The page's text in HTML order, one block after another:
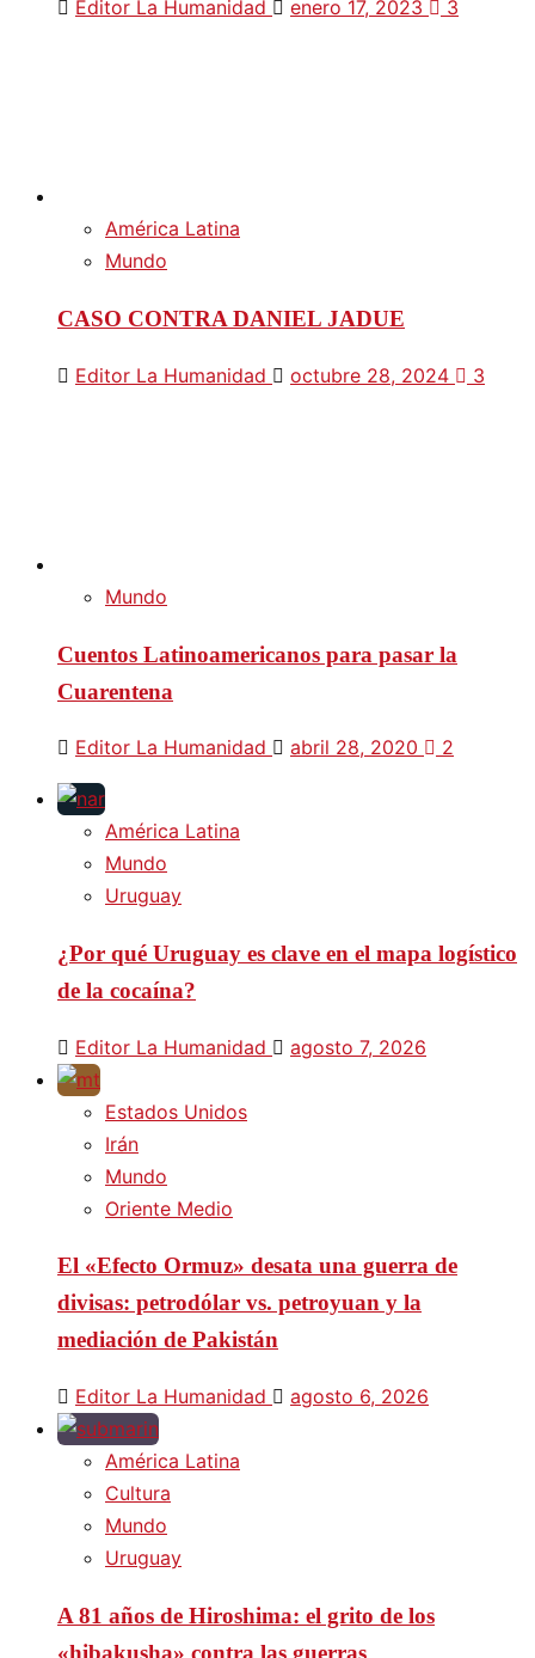
Editor La Humanidad enero 17, 2023 3
América Latina
Mundo
CASO CONTRA DANIEL JADUE
Editor La Humanidad octubre 28, 2024 3
Mundo
Cuentos Latinoamericanos para pasar la
Cuarentena
Editor La Humanidad abril 28, 2020 2
América Latina
Mundo
Uruguay
¿Por qué Uruguay es clave en el mapa logístico
de la cocaína?
Editor La Humanidad agosto 7, 2026
Estados Unidos
Irán
Mundo
Oriente Medio
El «Efecto Ormuz» desata una guerra de
divisas: petrodólar vs. petroyuan y la
mediación de Pakistán
Editor La Humanidad agosto 6, 2026
América Latina
Cultura
Mundo
Uruguay
A 81 años de Hiroshima: el grito de los
«hibakusha» contra las guerras